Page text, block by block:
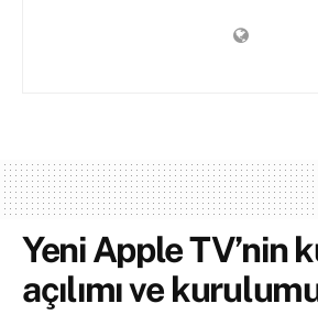
Yeni Apple TV’nin
açılımı ve